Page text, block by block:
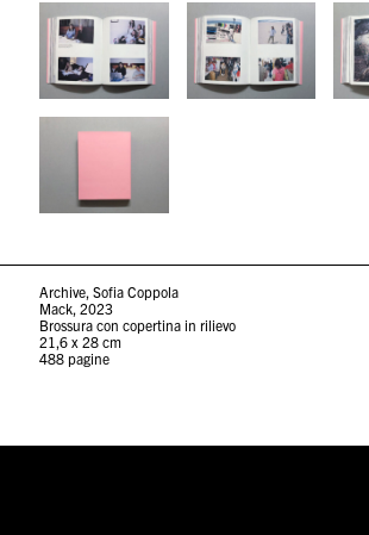
Archive, Sofia Coppola
Mack, 2023
Brossura con copertina in rilievo
21,6 x 28 cm
488 pagine